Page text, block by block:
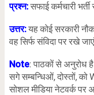
प्रश्न:सफाई कर्मचारी
उत्तर:यह कोई सरकारी
वह सिर्फ संविदा पर रखे
Note: पाठकों से अनुरोध
सगे सम्बन्धिओं, दोस्तों,
सोशल मीडिया नेटवर्क